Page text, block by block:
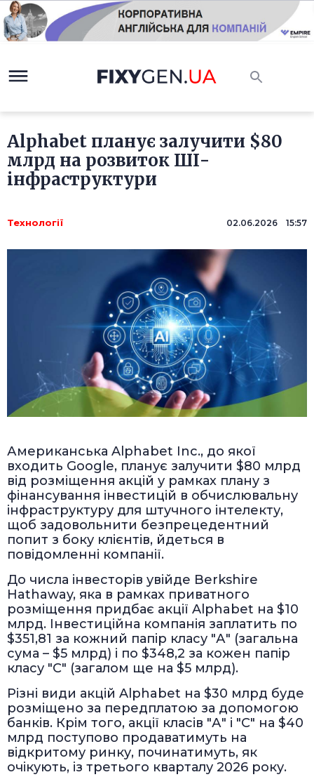
Alphabet планує залучити $80
млрд на розвиток ШІ-
інфраструктури
Технології 02.06.2026 15:57
Американська Alphabet Inc., до якої
входить Google, планує залучити $80 млрд
від розміщення акцій у рамках плану з
фінансування інвестицій в обчислювальну
інфраструктуру для штучного інтелекту,
щоб задовольнити безпрецедентний
попит з боку клієнтів, йдеться в
повідомленні компанії.
До числа інвесторів увійде Berkshire
Hathaway, яка в рамках приватного
розміщення придбає акції Alphabet на $10
млрд. Інвестиційна компанія заплатить по
$351,81 за кожний папір класу "А" (загальна
сума – $5 млрд) і по $348,2 за кожен папір
класу "С" (загалом ще на $5 млрд).
Різні види акцій Alphabet на $30 млрд буде
розміщено за передплатою за допомогою
банків. Крім того, акції класів "А" і "С" на $40
млрд поступово продаватимуть на
відкритому ринку, починатимуть, як
очікують, із третього кварталу 2026 року.